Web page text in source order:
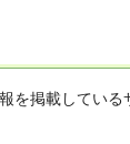
を掲載している